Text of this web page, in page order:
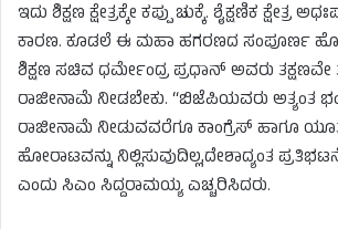
ಇದು ಶಿಕ್ಷಣ ಕ್ಷೇತ್ರಕ್ಕೇ ಕಪ್ಪು ಚುಕ್ಕೆ. ಶೈಕ್ಷಣಿಕ ಕ್ಷೇತ್ರ
ಕಾರಣ. ಕೂಡಲೆ ಈ ಮಹಾ ಹಗರಣದ ಸಂಪೂರ್ಣ ಹೊಣೆ
ಶಿಕ್ಷಣ ಸಚಿವ ಧರ್ಮೇಂದ್ರ ಪ್ರಧಾನ್ ಅವರು ತಕ್ಷಣವೇ
ರಾಜೀನಾಮೆ ನೀಡಬೇಕು. “ಬಿಜೆಪಿಯವರು ಅತ್ಯಂತ
ರಾಜೀನಾಮೆ ನೀಡುವವರೆಗೂ ಕಾಂಗ್ರೆಸ್ ಹಾಗೂ
ಹೋರಾಟವನ್ನು ನಿಲ್ಲಿಸುವುದಿಲ್ಲ,ದೇಶಾದ್ಯಂತ
ಎಂದು ಸಿಎಂ ಸಿದ್ದರಾಮಯ್ಯ ಎಚ್ಚರಿಸಿದರು.